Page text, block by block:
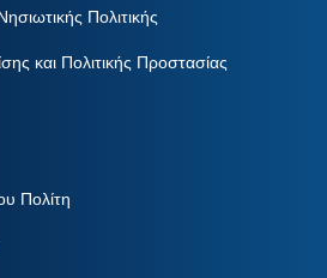
Πολιτικής
και Πολιτικής Προστασίας
Πολίτη